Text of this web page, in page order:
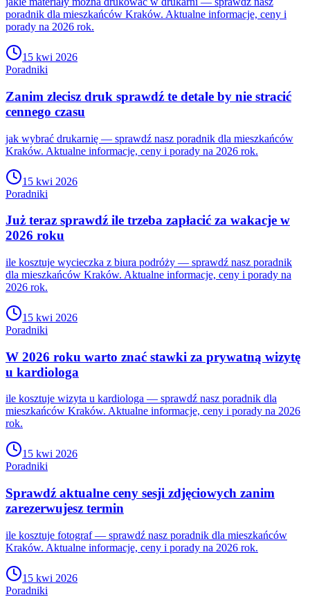
poradnik dla mieszkańców Kraków. Aktualne informacje, ceny i
porady na 2026 rok.
15 kwi 2026
Poradniki
Zanim zlecisz druk sprawdź te detale by nie stracić
cennego czasu
jak wybrać drukarnię — sprawdź nasz poradnik dla mieszkańców
Kraków. Aktualne informacje, ceny i porady na 2026 rok.
15 kwi 2026
Poradniki
Już teraz sprawdź ile trzeba zapłacić za wakacje w
2026 roku
ile kosztuje wycieczka z biura podróży — sprawdź nasz poradnik
dla mieszkańców Kraków. Aktualne informacje, ceny i porady na
2026 rok.
15 kwi 2026
Poradniki
W 2026 roku warto znać stawki za prywatną wizytę
u kardiologa
ile kosztuje wizyta u kardiologa — sprawdź nasz poradnik dla
mieszkańców Kraków. Aktualne informacje, ceny i porady na 2026
rok.
15 kwi 2026
Poradniki
Sprawdź aktualne ceny sesji zdjęciowych zanim
zarezerwujesz termin
ile kosztuje fotograf — sprawdź nasz poradnik dla mieszkańców
Kraków. Aktualne informacje, ceny i porady na 2026 rok.
15 kwi 2026
Poradniki